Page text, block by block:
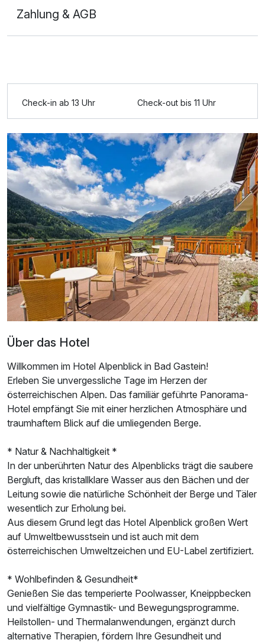
Für 4 Tage p.P. ab252,00 €
Doppelzimmer Panorama
2 Erwachsene und 2 Kinder
Ausstattung
Für 4 Tage p.P. ab 288,00 €
Einzelzimmer
1 Erwachsenen
Zahlung & AGB
Check-in ab 13 Uhr Check-out bis 11 Uhr
Über das Hotel
Willkommen im Hotel Alpenblick in Bad Gastein!
Erleben Sie unvergessliche Tage im Herzen der
österreichischen Alpen. Das familiär geführte Panorama-
Hotel empfängt Sie mit einer herzlichen Atmosphäre und
traumhaftem Blick auf die umliegenden Berge.
* Natur & Nachhaltigkeit *
In der unberührten Natur des Alpenblicks trägt die saubere
Bergluft, das kristallklare Wasser aus den Bächen und der
Leitung sowie die natürliche Schönheit der Berge und Täler
wesentlich zur Erholung bei.
Aus diesem Grund legt das Hotel Alpenblick großen Wert
auf Umweltbewusstsein und ist auch mit dem
österreichischen Umweltzeichen und EU-Label zertifiziert.
* Wohlbefinden & Gesundheit*
Genießen Sie das temperierte Poolwasser, Kneippbecken
und vielfältige Gymnastik- und Bewegungsprogramme.
Heilstollen- und Thermalanwendungen, ergänzt durch
alternative Therapien, fördern Ihre Gesundheit und